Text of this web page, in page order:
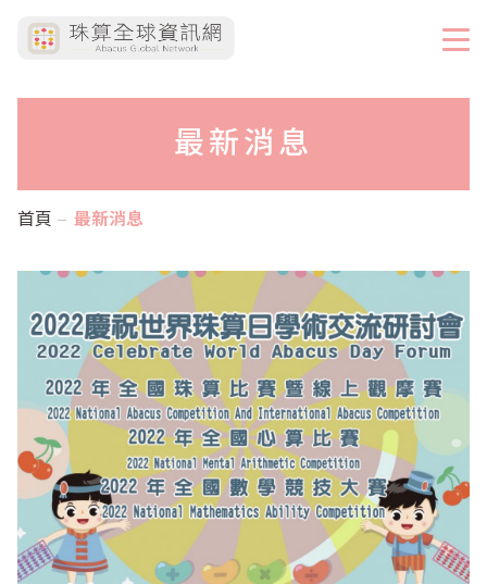
最新消息
首頁 最新消息